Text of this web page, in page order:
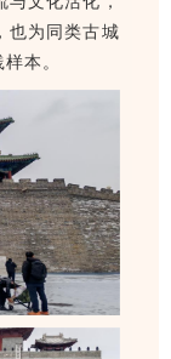
也为同类古城
本。